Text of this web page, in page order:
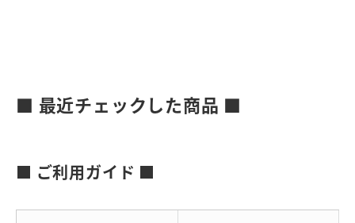
■ 最近チェックした商品 ■
■ ご利用ガイド ■